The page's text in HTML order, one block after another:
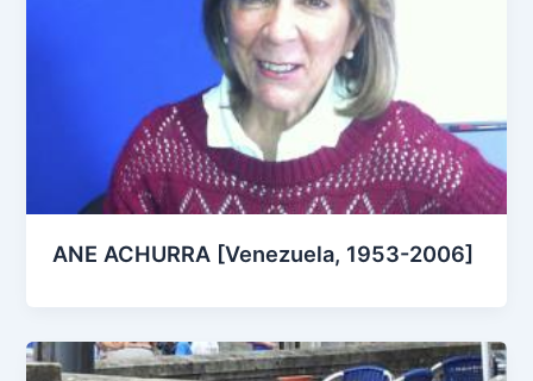
ANE ACHURRA [Venezuela, 1953-2006]